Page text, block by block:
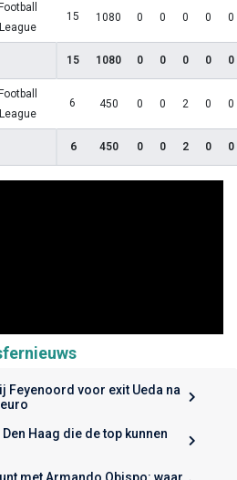
Football
League
15 1080 0 0 0 0 0
15 1080 0 0 0 0 0
Football
League
6 450 0 0 2 0 0
6 450 0 0 2 0 0
Feyenoord voor exit Ueda na
Den Haag die de top kunnen
met Armando Obispo: waar